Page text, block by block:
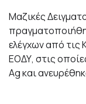
Mαζικές
ελέγχων από τις
ΕΟΔΥ, στις
Ag και